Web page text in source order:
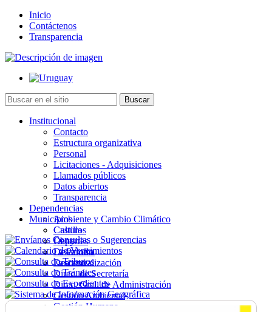
Inicio
Contáctenos
Transparencia
Institucional
Contacto
Estructura organizativa
Personal
Licitaciones - Adquisiciones
Llamados públicos
Datos abiertos
Transparencia
Dependencias
Ambiente y Cambio Climático
Cultura
Deportes
Desarrollo
Descentralización
Direc. de Secretaría
Direc. Gral. de Administración
Gestión Ambiental
Gestión Humana
Municipios
Castillos
Chuy
La Paloma
Lascano